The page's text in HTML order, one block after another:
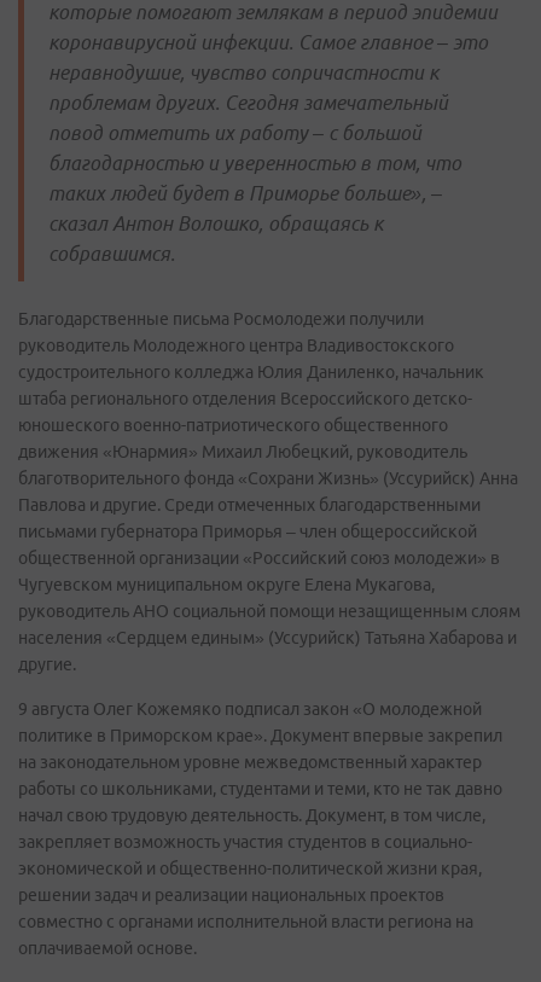
которые помогают землякам в период эпидемии
коронавирусной инфекции. Самое главное – это
неравнодушие, чувство сопричастности к
проблемам других. Сегодня замечательный
повод отметить их работу – с большой
благодарностью и уверенностью в том, что
таких людей будет в Приморье больше», –
сказал Антон Волошко, обращаясь к
собравшимся.
Благодарственные письма Росмолодежи получили
руководитель Молодежного центра Владивостокского
судостроительного колледжа Юлия Даниленко, начальник
штаба регионального отделения Всероссийского детско-
юношеского военно-патриотического общественного
движения «Юнармия» Михаил Любецкий, руководитель
благотворительного фонда «Сохрани Жизнь» (Уссурийск) Анна
Павлова и другие. Среди отмеченных благодарственными
письмами губернатора Приморья – член общероссийской
общественной организации «Российский союз молодежи» в
Чугуевском муниципальном округе Елена Мукагова,
руководитель АНО социальной помощи незащищенным слоям
населения «Сердцем единым» (Уссурийск) Татьяна Хабарова и
другие.
9 августа Олег Кожемяко подписал закон «О молодежной
политике в Приморском крае». Документ впервые закрепил
на законодательном уровне межведомственный характер
работы со школьниками, студентами и теми, кто не так давно
начал свою трудовую деятельность. Документ, в том числе,
закрепляет возможность участия студентов в социально-
экономической и общественно-политической жизни края,
решении задач и реализации национальных проектов
совместно с органами исполнительной власти региона на
оплачиваемой основе.